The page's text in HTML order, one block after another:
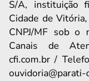
S/A, instituição
Cidade de
CNPJ/MF sob o
Canais de
cfi.com.br /
ouvidoria@parati-